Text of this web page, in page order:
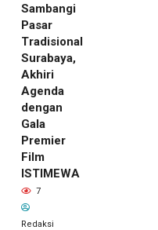
Sambangi
Pasar
Tradisional
Surabaya,
Akhiri
Agenda
dengan
Gala
Premier
Film
ISTIMEWA
7
Redaksi